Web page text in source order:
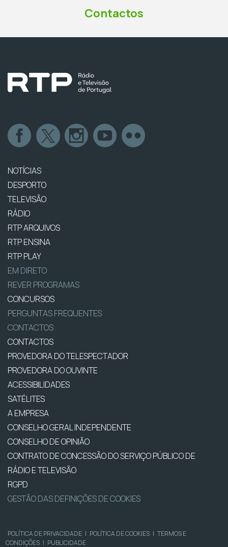
Contactos
NOTÍCIAS
DESPORTO
TELEVISÃO
RÁDIO
RTP ARQUIVOS
RTP ENSINA
RTP PLAY
EM DIRETO
REVER PROGRAMAS
CONCURSOS
PERGUNTAS FREQUENTES
CONTACTOS
CONTACTOS
PROVEDORA DO TELESPECTADOR
PROVEDORA DO OUVINTE
ACESSIBILIDADES
SATÉLITES
A EMPRESA
CONSELHO GERAL INDEPENDENTE
CONSELHO DE OPINIÃO
CONTRATO DE CONCESSÃO DO SERVIÇO PÚBLICO DE
RÁDIO E TELEVISÃO
RGPD
GESTÃO DAS DEFINIÇÕES DE COOKIES
POLÍTICA DE PRIVACIDADE | POLÍTICA DE COOKIES | TERMOS E
CONDIÇÕES | PUBLICIDADE